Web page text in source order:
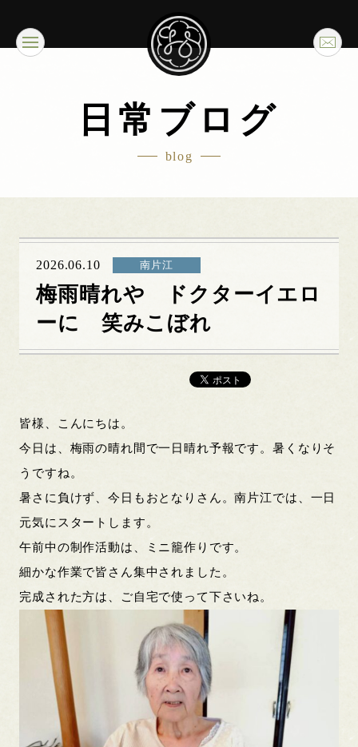
日常ブログ
blog
2026.06.10 南片江
梅雨晴れや ドクターイエロ
ーに 笑みこぼれ
皆様、こんにちは。
今日は、梅雨の晴れ間で一日晴れ予報です。暑くなりそ
うですね。
暑さに負けず、今日もおとなりさん。南片江では、一日
元気にスタートします。
午前中の制作活動は、ミニ籠作りです。
細かな作業で皆さん集中されました。
完成された方は、ご自宅で使って下さいね。